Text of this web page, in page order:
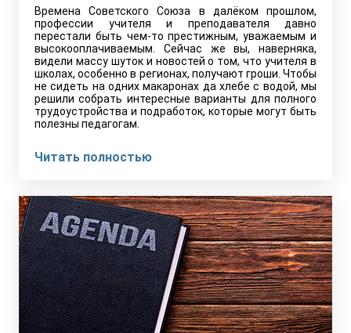
Времена Советского Союза в далёком прошлом,
профессии учителя и преподавателя давно
перестали быть чем-то престижным, уважаемым и
высокооплачиваемым. Сейчас же вы, наверняка,
видели массу шуток и новостей о том, что учителя в
школах, особенно в регионах, получают гроши. Чтобы
не сидеть на одних макаронах да хлебе с водой, мы
решили собрать интересные варианты для полного
трудоустройства и подработок, которые могут быть
полезны педагогам.
Читать полностью